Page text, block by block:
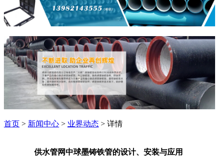
首页 > 新闻中心 > 业界动态 > 详情
供水管网中球墨铸铁管的设计、安装与应用